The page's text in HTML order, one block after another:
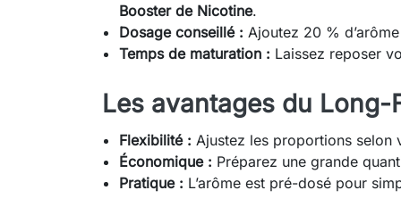
Booster de Nicotine.
Dosage conseillé : Ajoutez 20 %
Temps de maturation : Laissez reposer
Les avantages du Long-
Flexibilité : Ajustez les proportions selon
Économique : Préparez une grande
Pratique : L’arôme est pré-dosé pour